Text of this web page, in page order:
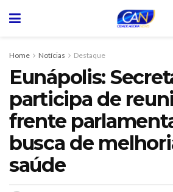
Home Notícias Destaque
Eunápolis:
participa de
frente
busca de
saúde